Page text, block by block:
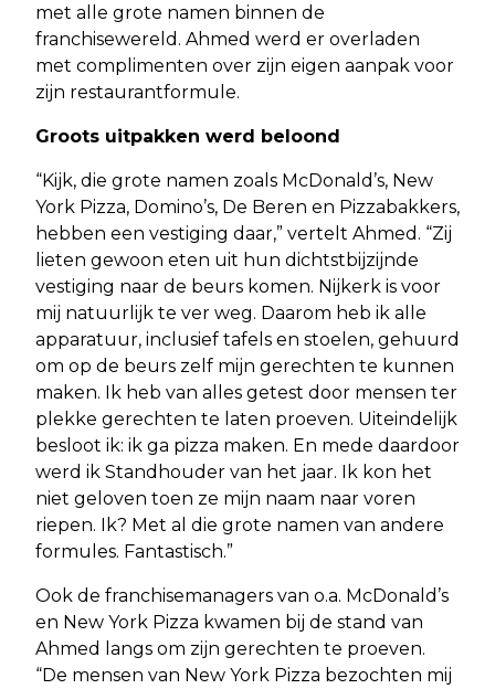
met alle grote namen binnen de
franchisewereld. Ahmed werd er overladen
met complimenten over zijn eigen aanpak voor
zijn restaurantformule.
Groots uitpakken werd beloond
“Kijk, die grote namen zoals McDonald’s, New
York Pizza, Domino’s, De Beren en Pizzabakkers,
hebben een vestiging daar,” vertelt Ahmed. “Zij
lieten gewoon eten uit hun dichtstbijzijnde
vestiging naar de beurs komen. Nijkerk is voor
mij natuurlijk te ver weg. Daarom heb ik alle
apparatuur, inclusief tafels en stoelen, gehuurd
om op de beurs zelf mijn gerechten te kunnen
maken. Ik heb van alles getest door mensen ter
plekke gerechten te laten proeven. Uiteindelijk
besloot ik: ik ga pizza maken. En mede daardoor
werd ik Standhouder van het jaar. Ik kon het
niet geloven toen ze mijn naam naar voren
riepen. Ik? Met al die grote namen van andere
formules. Fantastisch.”
Ook de franchisemanagers van o.a. McDonald’s
en New York Pizza kwamen bij de stand van
Ahmed langs om zijn gerechten te proeven.
“De mensen van New York Pizza bezochten mij